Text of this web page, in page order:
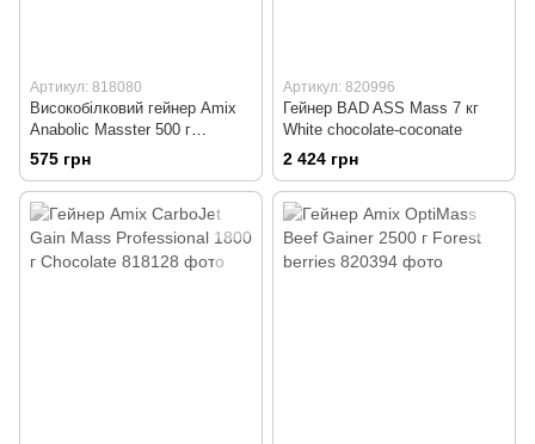
Артикул: 818080
Високобілковий гейнер Amix
Anabolic Masster 500 г
Chocolate
575 грн
Артикул: 820996
Гейнер BAD ASS Mass 7 кг
White chocolate-coconate
2 424 грн